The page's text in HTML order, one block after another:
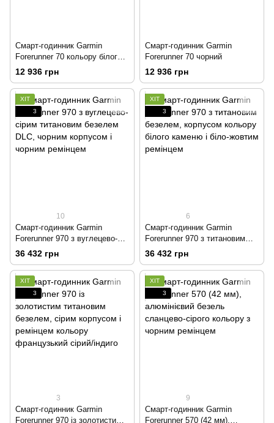
Смарт-годинник Garmin
Forerunner 70 кольору білого
каменю
12 936 грн
Смарт-годинник Garmin
Forerunner 70 чорний
12 936 грн
ХІТ
3
10
Смарт-годинник Garmin
Forerunner 970 з вуглецево-
сірим титановим безелем
DLC, чорним корпусом і
чорним ремінцем
36 432 грн
ХІТ
3
6
Смарт-годинник Garmin
Forerunner 970 з титановим
безелем, корпусом кольору
білого каменю і біло-жовтим
ремінцем
36 432 грн
ХІТ
3
3
Смарт-годинник Garmin
Forerunner 970 із золотистим
ХІТ
3
9
Смарт-годинник Garmin
Forerunner 570 (42 мм),